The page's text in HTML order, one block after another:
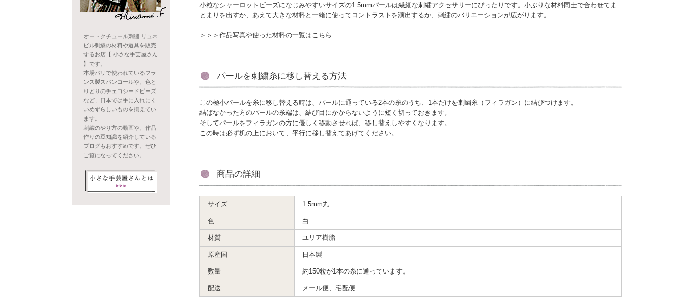
小粒なシャーロットビーズになじみやすいサイズの1.5mmパールは繊細な刺繍アクセサリーにぴったりです。小ぶりな材料同士で合わせてま
とまりを出すか、あえて大きな材料と一緒に使ってコントラストを演出するか、刺繍のバリエーションが広がります。
＞＞＞作品写真や使った材料の一覧はこちら
パールを刺繍糸に移し替える方法
この極小パールを糸に移し替える時は、パールに通っている2本の糸のうち、1本だけを刺繍糸（フィラガン）に結びつけます。
結ばなかった方のパールの糸端は、結び目にかからないように短く切っておきます。
そしてパールをフィラガンの方に優しく移動させれば、移し替えしやすくなります。
この時は必ず机の上において、平行に移し替えてあげてください。
商品の詳細
サイズ 1.5mm丸
色 白
材質 ユリア樹脂
原産国 日本製
数量 約150粒が1本の糸に通っています。
配送 メール便、宅配便
オートクチュール刺繍 リュネ
ビル刺繍の材料や道具を販売
するお店【 小さな手芸屋さん
】です。
本場パリで使われているフラ
ンス製スパンコールや、色と
りどりのチェコシードビーズ
など、日本では手に入れにく
いめずらしいものを揃えてい
ます。
刺繍のやり方の動画や、作品
作りの豆知識を紹介している
ブログもおすすめです。ぜひ
ご覧になってください。